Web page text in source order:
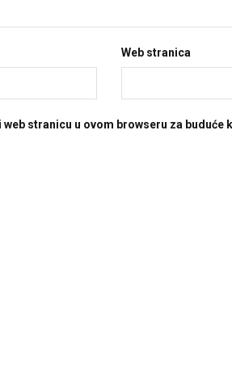
Web stranica
stranicu u ovom browseru za buduće